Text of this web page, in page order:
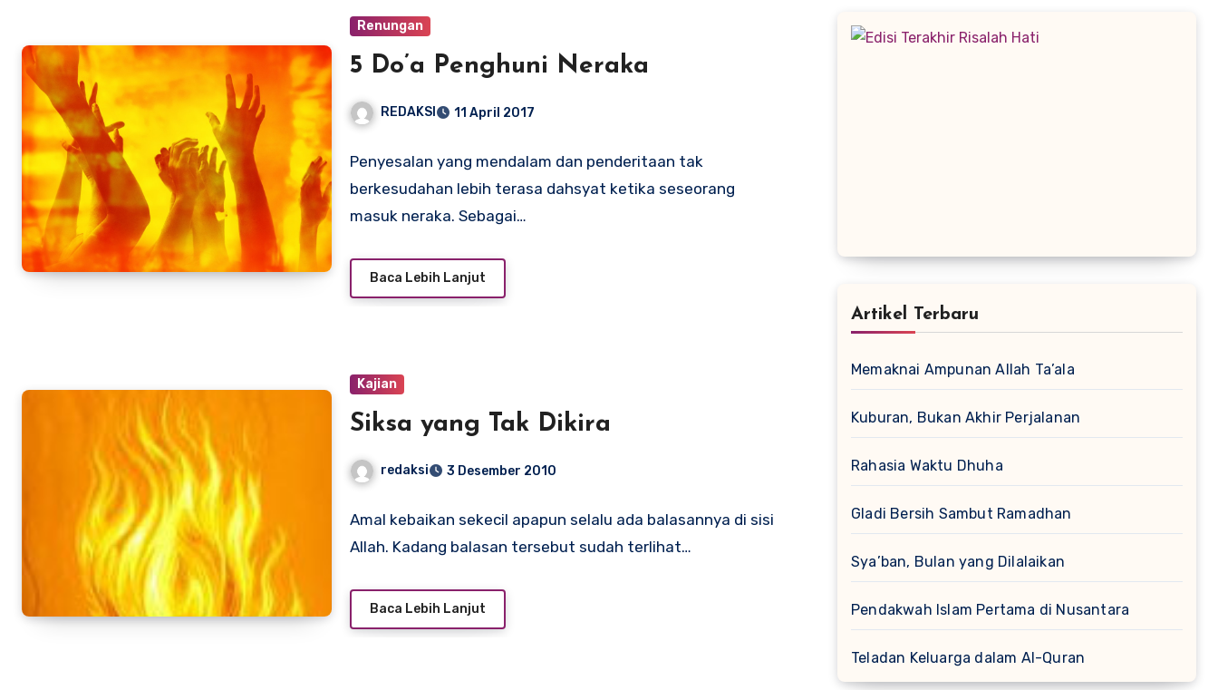
Renungan
5 Do’a Penghuni Neraka
REDAKSI 11 April 2017
Penyesalan yang mendalam dan penderitaan tak
berkesudahan lebih terasa dahsyat ketika seseorang
masuk neraka. Sebagai…
Baca Lebih Lanjut
Kajian
Siksa yang Tak Dikira
redaksi 3 Desember 2010
Amal kebaikan sekecil apapun selalu ada balasannya di sisi
Allah. Kadang balasan tersebut sudah terlihat…
Baca Lebih Lanjut
Artikel Terbaru
Memaknai Ampunan Allah Ta’ala
Kuburan, Bukan Akhir Perjalanan
Rahasia Waktu Dhuha
Gladi Bersih Sambut Ramadhan
Sya’ban, Bulan yang Dilalaikan
Pendakwah Islam Pertama di Nusantara
Teladan Keluarga dalam Al-Quran